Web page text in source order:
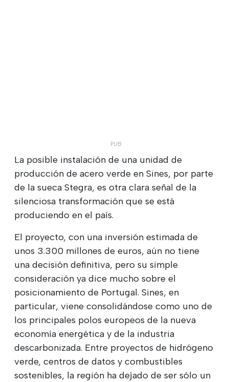
La posible instalación de una unidad de
producción de acero verde en Sines, por parte
de la sueca Stegra, es otra clara señal de la
silenciosa transformación que se está
produciendo en el país.
El proyecto, con una inversión estimada de
unos 3.300 millones de euros, aún no tiene
una decisión definitiva, pero su simple
consideración ya dice mucho sobre el
posicionamiento de Portugal. Sines, en
particular, viene consolidándose como uno de
los principales polos europeos de la nueva
economía energética y de la industria
descarbonizada. Entre proyectos de hidrógeno
verde, centros de datos y combustibles
sostenibles, la región ha dejado de ser sólo un